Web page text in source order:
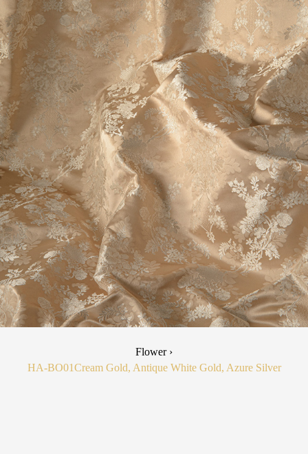
Flower ›
HA-BO01Cream Gold, Antique White Gold, Azure Silver